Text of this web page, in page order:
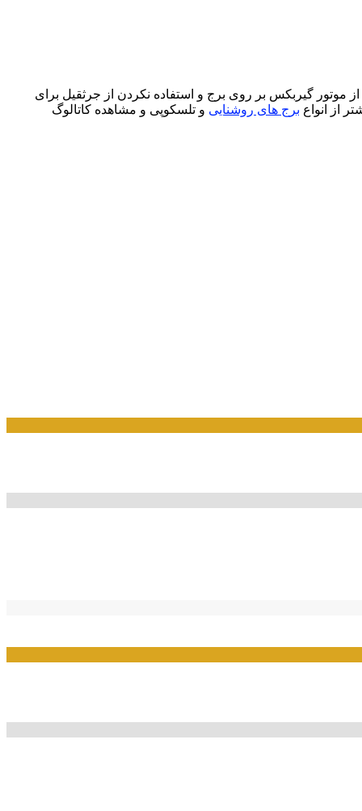
موتور گیربکس بر روی برج و استفاده نکردن از جرثقیل برای
از انواع برج های روشنایی و تلسکوپی و مشاهده کاتالوگ